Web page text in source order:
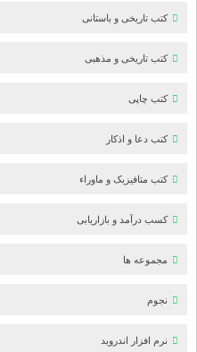
کتب تاریخی و باستانی
کتب تاریخی و مذهبی
کتب چاپی
کتب دعا و اذکار
کتب متافیزیک و ماوراء
کسب درآمد و بازاریابی
مجموعه ها
نجوم
نرم افزار اندروید